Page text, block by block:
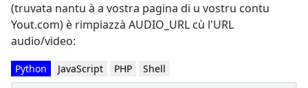
(truvata nantu à a vostra pagina di u vostru contu
Yout.com) è rimpiazzà AUDIO_URL cù l'URL
audio/video:
Python JavaScript PHP Shell